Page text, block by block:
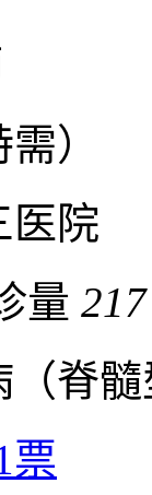
）
医院
量 217
脊
票